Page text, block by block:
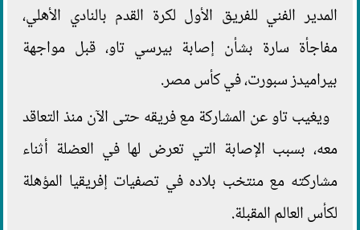
المدير الفني للفريق الأول لكرة القدم بالنادي الأهلي،
مفاجأة سارة بشأن إصابة بيرسي تاو، قبل مواجهة
بيراميدز سبورت، في كأس مصر.
ويغيب تاو عن المشاركة مع فريقه حتى الآن منذ التعاقد
معه، بسبب الإصابة التي تعرض لها في العضلة أثناء
مشاركته مع منتخب بلاده في تصفيات إفريقيا المؤهلة
لكأس العالم المقبلة.